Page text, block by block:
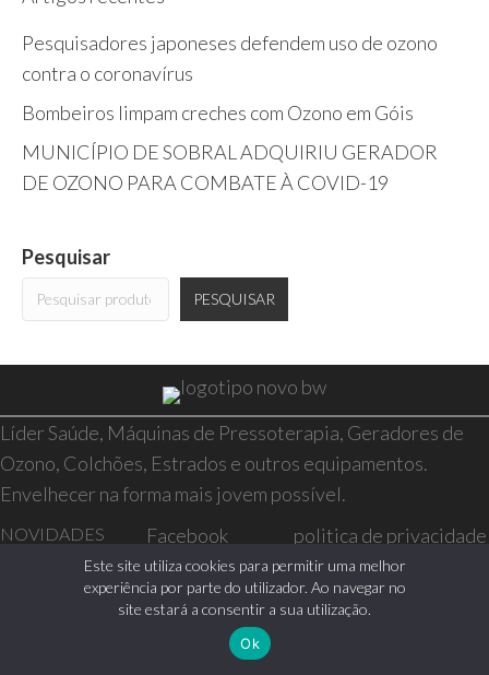
Pesquisadores japoneses defendem uso de ozono
contra o coronavírus
Bombeiros limpam creches com Ozono em Góis
MUNICÍPIO DE SOBRAL ADQUIRIU GERADOR
DE OZONO PARA COMBATE À COVID-19
Pesquisar
PESQUISAR
Líder Saúde, Máquinas de Pressoterapia, Geradores de
Ozono, Colchões, Estrados e outros equipamentos.
Envelhecer na forma mais jovem possível.
NOVIDADES
SAÚDE E BEM-
Facebook
Instagram
politica de privacidade
resolução de conflitos
livro de reclamações
Este site utiliza cookies para permitir uma melhor
experiência por parte do utilizador. Ao navegar no
site estará a consentir a sua utilização.
Ok